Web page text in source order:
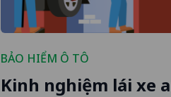
BẢO HIỂM Ô TÔ
Kinh nghiệm lái xe